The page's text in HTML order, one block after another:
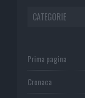
CATEGORIE
Prima pagina
Cronaca